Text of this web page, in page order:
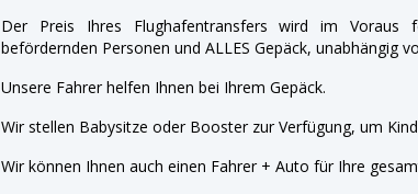
Der Preis Ihres Flughafentransfers wird im
befördernden Personen und ALLES Gepäck, unabhängig
Unsere Fahrer helfen Ihnen bei Ihrem Gepäck.
Wir stellen Babysitze oder Booster zur Verfügung, um
Wir können Ihnen auch einen Fahrer + Auto für Ihre